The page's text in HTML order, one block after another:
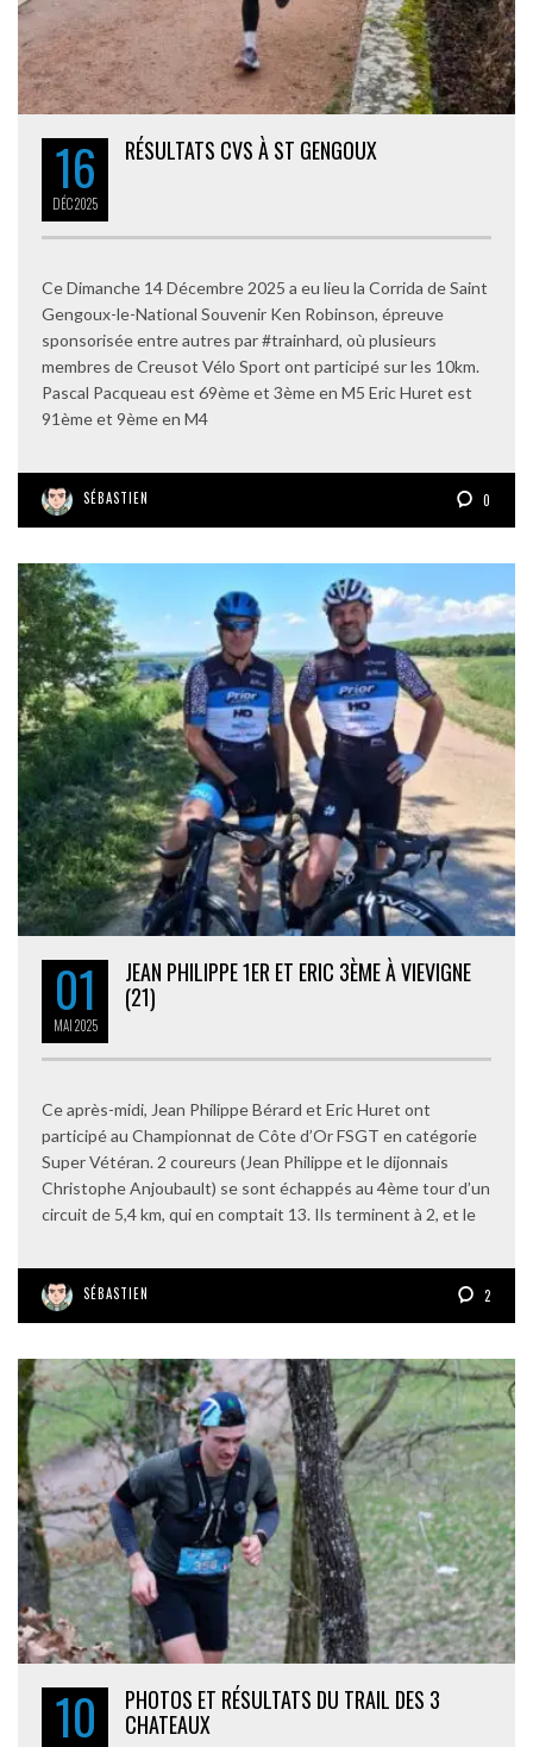
16
DÉC2025
RÉSULTATS CVS À ST GENGOUX
Ce Dimanche 14 Décembre 2025 a eu lieu la Corrida de Saint
Gengoux-le-National Souvenir Ken Robinson, épreuve
sponsorisée entre autres par #trainhard, où plusieurs
membres de Creusot Vélo Sport ont participé sur les 10km.
Pascal Pacqueau est 69ème et 3ème en M5 Eric Huret est
91ème et 9ème en M4
SÉBASTIEN 0
01
MAI2025
JEAN PHILIPPE 1ER ET ERIC 3ÈME À VIEVIGNE
(21)
Ce après-midi, Jean Philippe Bérard et Eric Huret ont
participé au Championnat de Côte d’Or FSGT en catégorie
Super Vétéran. 2 coureurs (Jean Philippe et le dijonnais
Christophe Anjoubault) se sont échappés au 4ème tour d’un
circuit de 5,4 km, qui en comptait 13. Ils terminent à 2, et le
SÉBASTIEN 2
10
PHOTOS ET RÉSULTATS DU TRAIL DES 3
CHATEAUX